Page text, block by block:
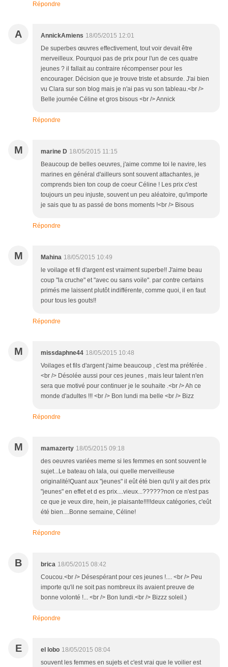
Répondre
A AnnickAmiens 18/05/2015 12:01
De superbes œuvres effectivement, tout voir devait être
merveilleux. Pourquoi pas de prix pour l'un de ces quatre
jeunes ? il fallait au contraire récompenser pour les
encourager. Décision que je trouve triste et absurde. J'ai bien
vu Clara sur son blog mais je n'ai pas vu son tableau.<br />
Belle journée Céline et gros bisous <br /> Annick
Répondre
M marine D 18/05/2015 11:15
Beaucoup de belles oeuvres, j'aime comme toi le navire, les
marines en général d'ailleurs sont souvent attachantes, je
comprends bien ton coup de coeur Céline ! Les prix c'est
toujours un peu injuste, souvent un peu aléatoire, qu'importe
je sais que tu as passé de bons moments !<br /> Bisous
Répondre
M Mahina 18/05/2015 10:49
le voilage et fil d'argent est vraiment superbe!! J'aime beau
coup "la cruche" et "avec ou sans voile". par contre certains
primés me laissent plutôt indifférente, comme quoi, il en faut
pour tous les gouts!!
Répondre
M missdaphne44 18/05/2015 10:48
Voilages et fils d'argent j'aime beaucoup , c'est ma préférée .
<br /> Désolée aussi pour ces jeunes , mais leur talent n'en
sera que motivé pour continuer je le souhaite .<br /> Ah ce
monde d'adultes !!! <br /> Bon lundi ma belle <br /> Bizz
Répondre
M mamazerty 18/05/2015 09:18
des oeuvres variées meme si les femmes en sont souvent le
sujet...Le bateau oh lala, oui quelle merveilleuse
originalité!Quant aux "jeunes" il eût été bien qu'il y ait des prix
"jeunes" en effet et d es prix....vieux...??????non ce n'est pas
ce que je veux dire, hein, je plaisante!!!!!deux catégories, c'eût
été bien....Bonne semaine, Céline!
Répondre
B brica 18/05/2015 08:42
Coucou.<br /> Désespérant pour ces jeunes !.... <br /> Peu
importe qu'il ne soit pas nombreux ils avaient preuve de
bonne volonté !... <br /> Bon lundi.<br /> Bizzz soleil.)
Répondre
E el lobo 18/05/2015 08:04
souvent les femmes en sujets et c'est vrai que le voilier est